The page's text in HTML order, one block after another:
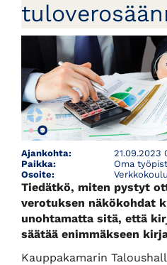
Ajankohta:
21.09.2023
Paikka:
Oma
Osoite:
Tiedätkö, miten pystyt
verotuksen näkökohdat
unohtamatta sitä, että
säätää enimmäkseen
Kauppakamarin